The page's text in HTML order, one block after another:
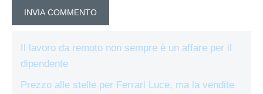
Il lavoro da remoto non sempre è un affare per il
dipendente
Prezzo alle stelle per Ferrari Luce, ma la vendite